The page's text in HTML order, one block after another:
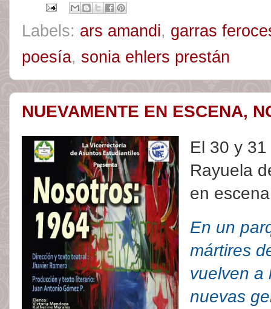
Labels: ars amandi, garras
poesía, sonia ehlers prestán
NUEVAMENTE EN ESCENA,
El 30 y
Rayuela
en
En un
mártires
vuelven a
nuevas